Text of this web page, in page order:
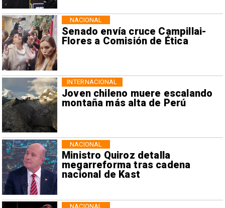
Senado envía cruce Campillai-
Flores a Comisión de Ética
NACIONAL
Joven chileno muere escalando
montaña más alta de Perú
INTERNACIONAL
Ministro Quiroz detalla
megarreforma tras cadena
nacional de Kast
NACIONAL
NACIONAL